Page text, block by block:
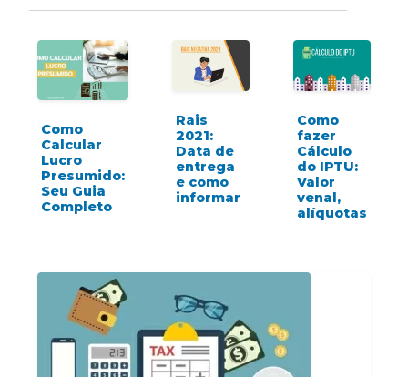
Como
Calcular
Lucro
Presumido:
Seu Guia
Completo
Rais
2021:
Data de
entrega
e como
informar
Como
fazer
Cálculo
do IPTU:
Valor
venal,
alíquotas